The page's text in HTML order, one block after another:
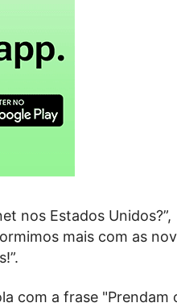
nos Estados Unidos?”,
mais com as
com a frase "Prendam